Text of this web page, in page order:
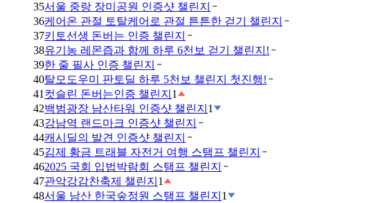
35서울 중랑 장미공원 인증샷 챌린지
36케어온 관절 토탈케어로 관절 튼튼한 걷기 챌린지
37키토선생 돈버는 인증 챌린지
38유기농 레몬즙과 함께 하루 6천보 걷기 챌린지!
39한 줄 필사 인증 챌린지
40탈모도우미 판토딜 하루 5천보 챌린지 첫진행!
41 컷슬린 돈버는인증 챌린지 1
42백범광장 남산타워 인증샷 챌린지 1
43강남역 랜드마크 인증샷 챌린지
44캐시딜의 발견 인증샷 챌린지
45김제 황금 트래블 자전거 여행 스탬프 챌린지
462025 국회 입법박람회 스탬프 챌린지
47관악강감찬축제 챌린지 1
48서울 남산 한국숲정원 스탬프 챌린지 1